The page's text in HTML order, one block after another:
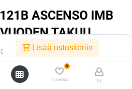
€ Lisää ostoskoriin
0
Toivelista Tili
ASCENSO IMB
TAKUU
232477